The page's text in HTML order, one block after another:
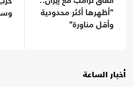
"أظهرها أكثر محدودية
وأقل مناورة"
أخبار الساعة